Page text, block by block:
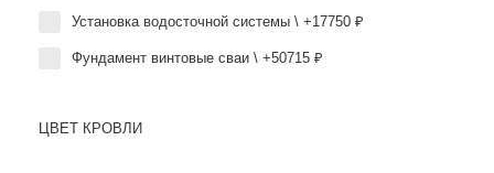
Установка водосточной системы \ +17750 ₽
Фундамент винтовые сваи \ +50715 ₽
ЦВЕТ КРОВЛИ